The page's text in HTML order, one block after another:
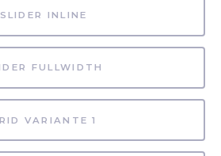
SLIDER INLINE
FULLWIDTH
VARIANTE 1